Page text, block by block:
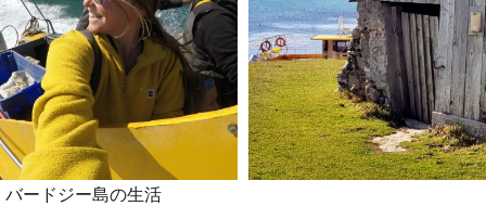
バードジー島の生活